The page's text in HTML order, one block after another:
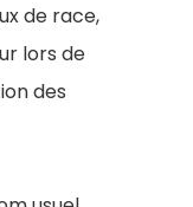
de race,
lors de
des